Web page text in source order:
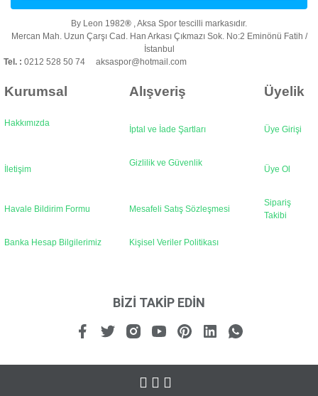
Ürün bilgilerinde hatalar bulunuyor.
Ürün fiyatı diğer sitelerden daha pahalı.
Bu ürüne benzer farklı alternatifler olmalı.
By Leon 1982® , Aksa Spor tescilli markasıdır.
Mercan Mah. Uzun Çarşı Cad. Han Arkası Çıkmazı Sok. No:2 Eminönü Fatih /
İstanbul
Tel. : 0212 528 50 74 aksaspor@hotmail.com
Kurumsal Alışveriş Üyelik
Hakkımızda
İptal ve İade Şartları Üye Girişi
İletişim
Gizlilik ve Güvenlik
Üye Ol
Havale Bildirim Formu Mesafeli Satış Sözleşmesi
Sipariş
Takibi
Banka Hesap Bilgilerimiz Kişisel Veriler Politikası
BİZİ TAKİP EDİN